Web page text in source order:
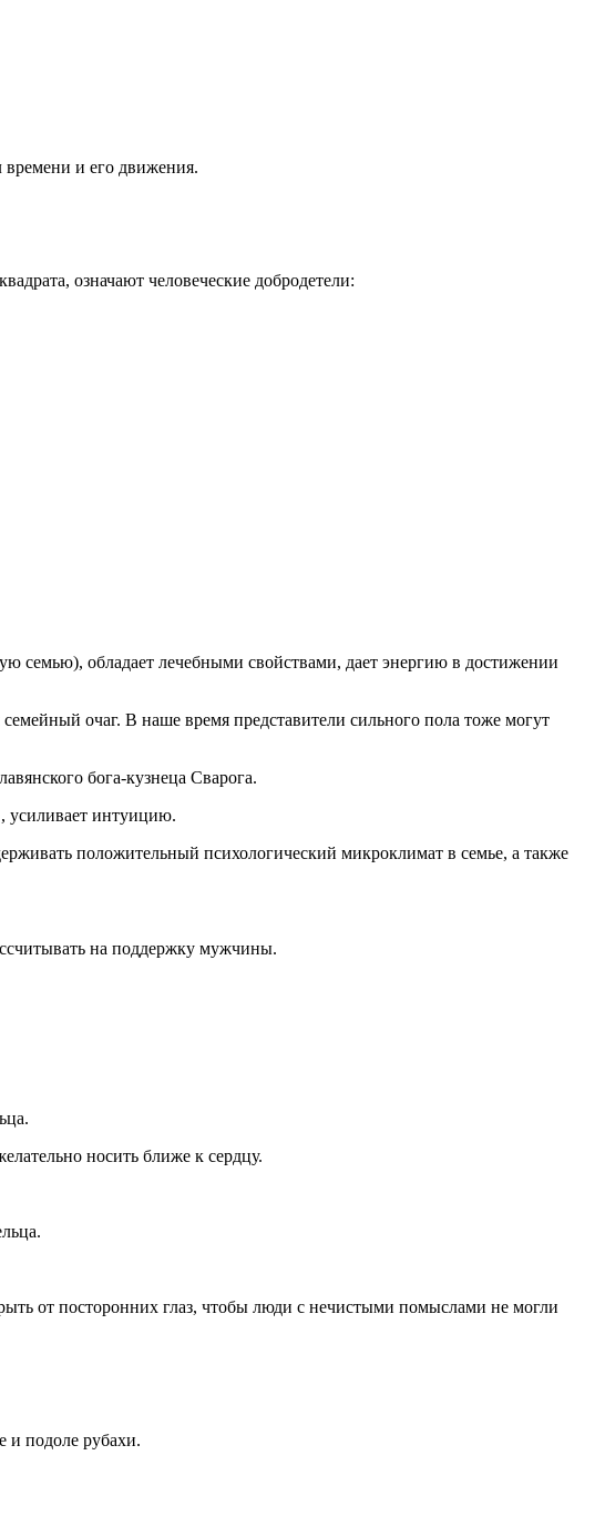
времени и его движения.
означают человеческие добродетели:
семью), обладает лечебными свойствами, дает энергию в достижении
очаг. В наше время представители сильного пола тоже могут
бога-кузнеца Сварога.
усиливает интуицию.
положительный психологический микроклимат в семье, а также
на поддержку мужчины.
носить ближе к сердцу.
от посторонних глаз, чтобы люди с нечистыми помыслами не могли
и подоле рубахи.